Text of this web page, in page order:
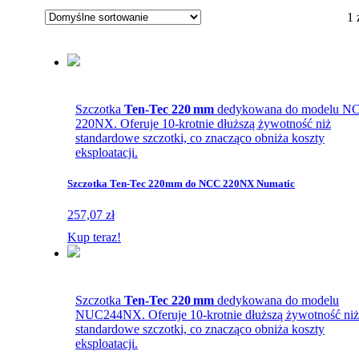
1
Szczotka Ten-Tec 220 mm dedykowana do modelu
220NX. Oferuje 10-krotnie dłuższą żywotność niż
standardowe szczotki, co znacząco obniża koszty
eksploatacji.
Szczotka Ten-Tec 220mm do NCC 220NX Numatic
257,07 zł
Kup teraz!
Szczotka Ten-Tec 220 mm dedykowana do modelu
NUC244NX. Oferuje 10-krotnie dłuższą żywotność niż
standardowe szczotki, co znacząco obniża koszty
eksploatacji.